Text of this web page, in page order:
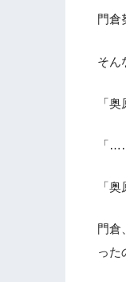
門倉
そん
「
「
「
門倉
った